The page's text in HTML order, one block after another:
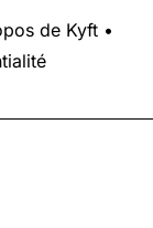
de Kyft •